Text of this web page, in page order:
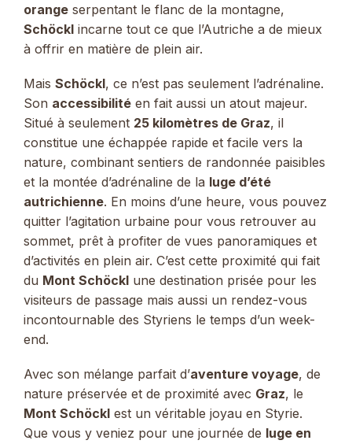
orange serpentant le flanc de la montagne,
Schöckl incarne tout ce que l’Autriche a de mieux
à offrir en matière de plein air.
Mais Schöckl, ce n’est pas seulement l’adrénaline.
Son accessibilité en fait aussi un atout majeur.
Situé à seulement 25 kilomètres de Graz, il
constitue une échappée rapide et facile vers la
nature, combinant sentiers de randonnée paisibles
et la montée d’adrénaline de la luge d’été
autrichienne. En moins d’une heure, vous pouvez
quitter l’agitation urbaine pour vous retrouver au
sommet, prêt à profiter de vues panoramiques et
d’activités en plein air. C’est cette proximité qui fait
du Mont Schöckl une destination prisée pour les
visiteurs de passage mais aussi un rendez-vous
incontournable des Styriens le temps d’un week-
end.
Avec son mélange parfait d’aventure voyage, de
nature préservée et de proximité avec Graz, le
Mont Schöckl est un véritable joyau en Styrie.
Que vous y veniez pour une journée de luge en